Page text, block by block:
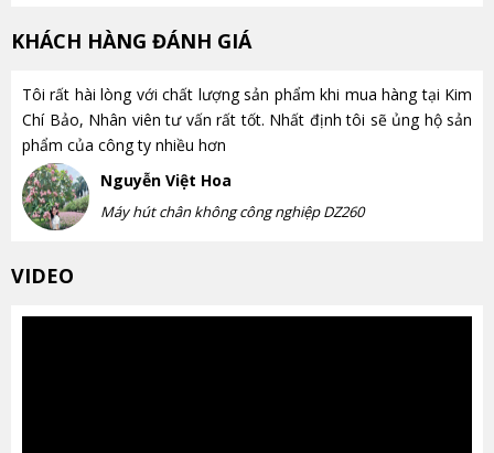
KHÁCH HÀNG ĐÁNH GIÁ
Tôi rất hài lòng với chất lượng sản phẩm khi mua hàng tại Kim
Chí Bảo, Nhân viên tư vấn rất tốt. Nhất định tôi sẽ ủng hộ sản
phẩm của công ty nhiều hơn
Nguyễn Việt Hoa
Máy hút chân không công nghiệp DZ260
VIDEO